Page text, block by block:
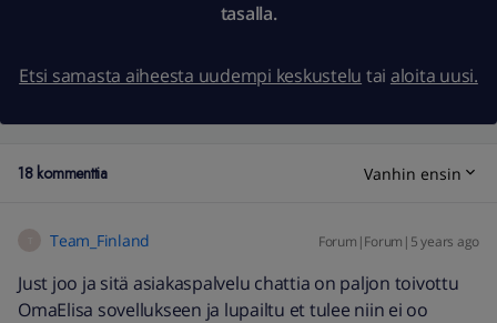
tasalla.
Etsi samasta aiheesta uudempi keskustelu tai aloita uusi.
18 kommenttia Vanhin ensin
Team_Finland Forum|Forum|5 years ago
Just joo ja sitä asiakaspalvelu chattia on paljon toivottu
OmaElisa sovellukseen ja lupailtu et tulee niin ei oo